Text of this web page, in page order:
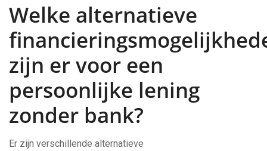
Welke alternatieve
zijn er voor een
persoonlijke lening
zonder bank?
Er zijn verschillende alternatieve